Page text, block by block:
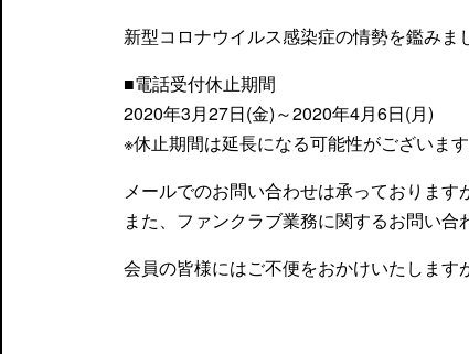
新型コロナウイルス感染症の情勢を鑑みま
■電話受付休止期間
2020年3月27日(金)～2020年4月6日(月)
※休止期間は延長になる可能性がございます
メールでのお問い合わせは承っております
また、ファンクラブ業務に関するお問い合
会員の皆様にはご不便をおかけいたします